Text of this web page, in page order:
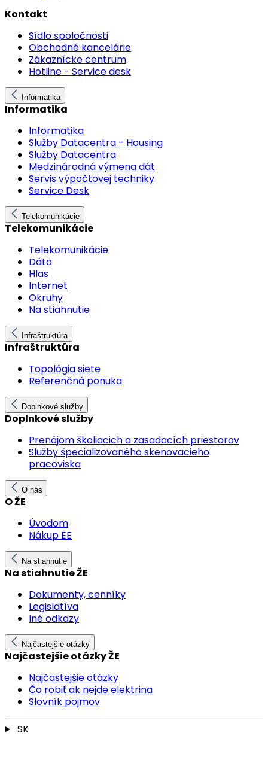
Kontakt
Sídlo spoločnosti
Obchodné kancelárie
Zákaznícke centrum
Hotline - Service desk
Informatika
Informatika
Informatika
Služby Datacentra - Housing
Služby Datacentra
Medzinárodná výmena dát
Servis výpočtovej techniky
Service Desk
Telekomunikácie
Telekomunikácie
Telekomunikácie
Dáta
Hlas
Internet
Okruhy
Na stiahnutie
Infraštruktúra
Infraštruktúra
Topológia siete
Referenčná ponuka
Doplnkové služby
Doplnkové služby
Prenájom školiacich a zasadacích priestorov
Služby špecializovaného skenovacieho
pracoviska
O nás
O ŽE
Úvodom
Nákup EE
Na stiahnutie
Na stiahnutie ŽE
Dokumenty, cenníky
Legislatíva
Iné odkazy
Najčastejšie otázky
Najčastejšie otázky ŽE
Najčastejšie otázky
Čo robiť ak nejde elektrina
Slovník pojmov
SK